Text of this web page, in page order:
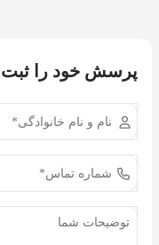
پرسش خود را ثبت